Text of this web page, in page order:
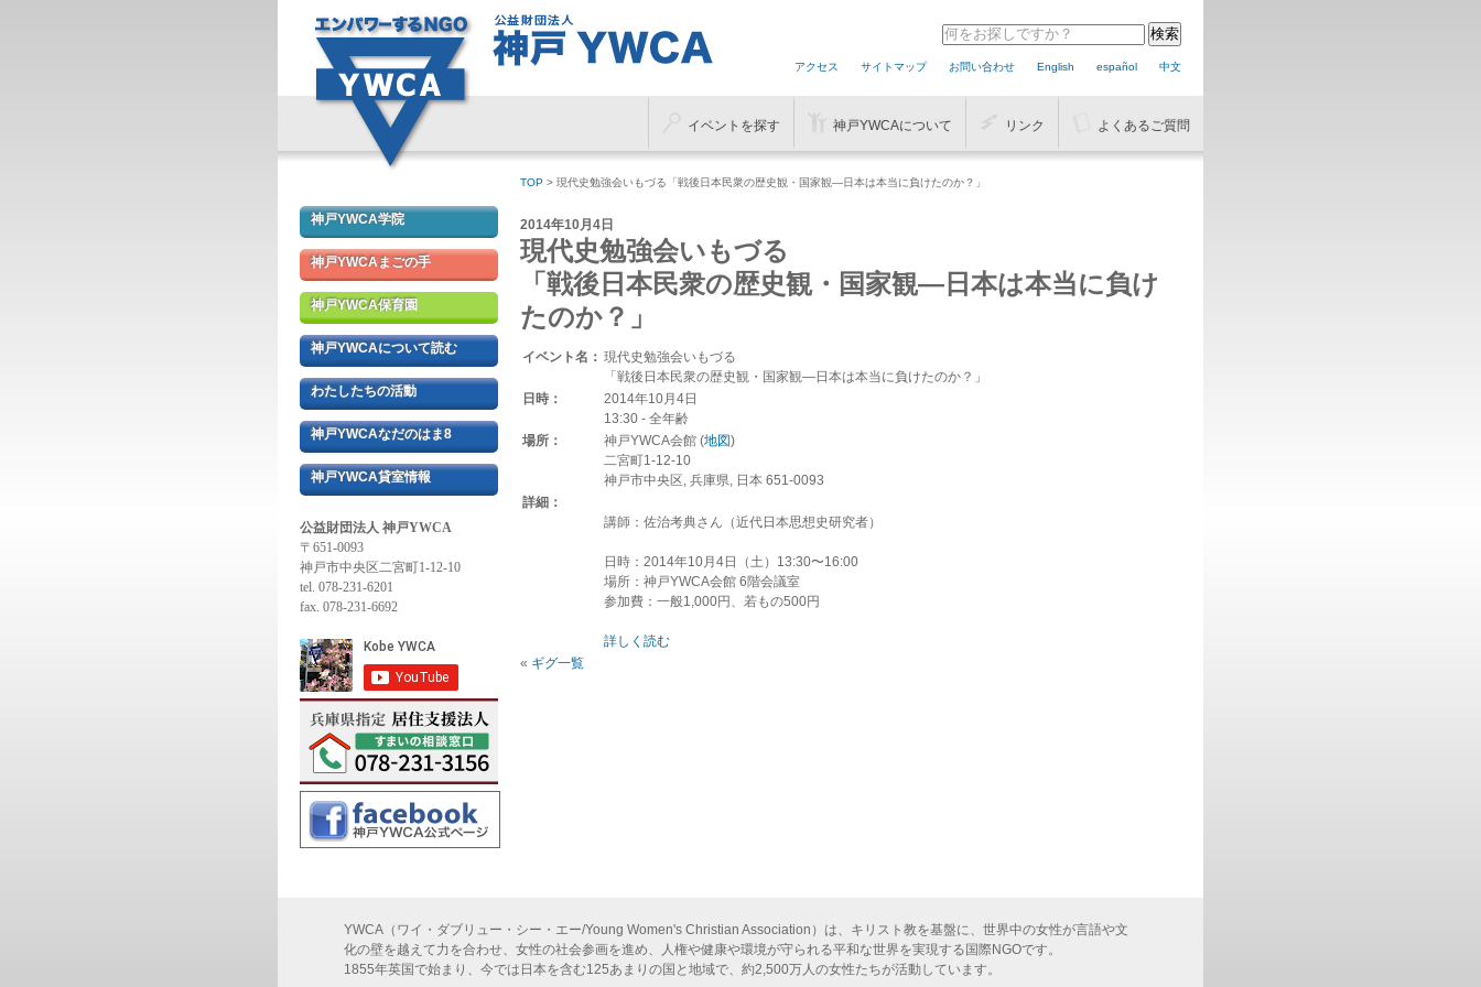
中文
español
English
お問い合わせ
サイトマップ
アクセス
よくあるご質問
リンク
神戸YWCAについて
イベントを探す
神戸YWCA学院
神戸YWCAまごの手
神戸YWCA保育園
神戸YWCAについて読む
わたしたちの活動
神戸YWCAなだのはま8
神戸YWCA貸室情報
公益財団法人 神戸YWCA
〒651-0093
神戸市中央区二宮町1-12-10
tel. 078-231-6201
fax. 078-231-6692
TOP > 現代史勉強会いもづる「戦後日本民衆の歴史観・国家観—日本は本当に負けたのか？」
2014年10月4日
現代史勉強会いもづる
「戦後日本民衆の歴史観・国家観—日本は本当に負け
たのか？」
イベント名： 現代史勉強会いもづる
「戦後日本民衆の歴史観・国家観—日本は本当に負けたのか？」
日時：
2014年10月4日
13:30 - 全年齢
場所：
神戸YWCA会館 (地図)
二宮町1-12-10
神戸市中央区, 兵庫県, 日本 651-0093
詳細：
講師：佐治考典さん（近代日本思想史研究者）
日時：2014年10月4日（土）13:30〜16:00
場所：神戸YWCA会館 6階会議室
参加費：一般1,000円、若もの500円
詳しく読む
« ギグ一覧
YWCA（ワイ・ダブリュー・シー・エー/Young Women's Christian Association）は、キリスト教を基盤に、世界中の女性が言語や文
化の壁を越えて力を合わせ、女性の社会参画を進め、人権や健康や環境が守られる平和な世界を実現する国際NGOです。
1855年英国で始まり、今では日本を含む125あまりの国と地域で、約2,500万人の女性たちが活動しています。